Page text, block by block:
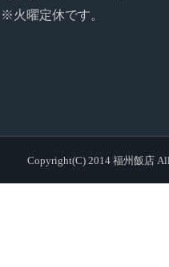
※火曜定休です。
Copyright(C) 2014 福州飯店